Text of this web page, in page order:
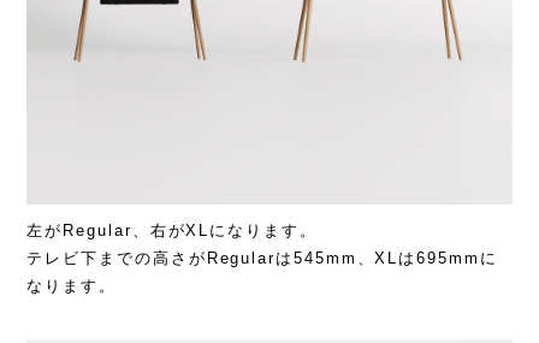
左がRegular、右がXLになります。
テレビ下までの高さがRegularは545mm、XLは695mmに
なります。